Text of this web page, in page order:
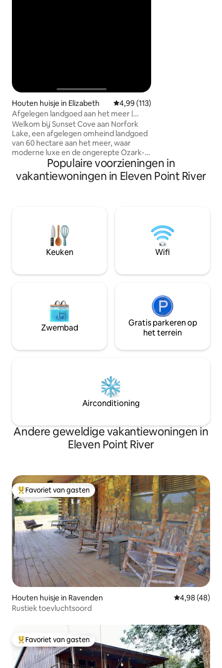
Houten huisje in Elizabeth Gemiddelde beoordeling van
4,99 (113)
Afgelegen landgoed aan het meer |
Verblijf voor stellen
Welkom bij Sunset Cove aan Norfork
Lake, een afgelegen omheind landgoed
van 60 hectare aan het meer, waar
moderne luxe en de ongerepte Ozark-
wildernis samenkomen. Word wakker
met een weids uitzicht op het meer,
breng de dag door bij het luxe zwembad
slechts twee andere accommodaties
verspreid over het terrein en meer dan
500 hectare omliggende wildernis, is dit
een zeldzaam toevluchtsoord dat is
onvergetelijke momenten samen
Populaire voorzieningen in
vakantiewoningen in Eleven Point River
Keuken Wifi
Zwembad
Gratis parkeren op
het terrein
Airconditioning
Andere geweldige vakantiewoningen in
Eleven Point River
Topfavoriet van gasten
Favoriet van gasten
Houten huisje in Ravenden Gemiddelde
4,98 (48)
Rustiek toevluchtsoord
Topfavoriet van gasten
Favoriet van gasten